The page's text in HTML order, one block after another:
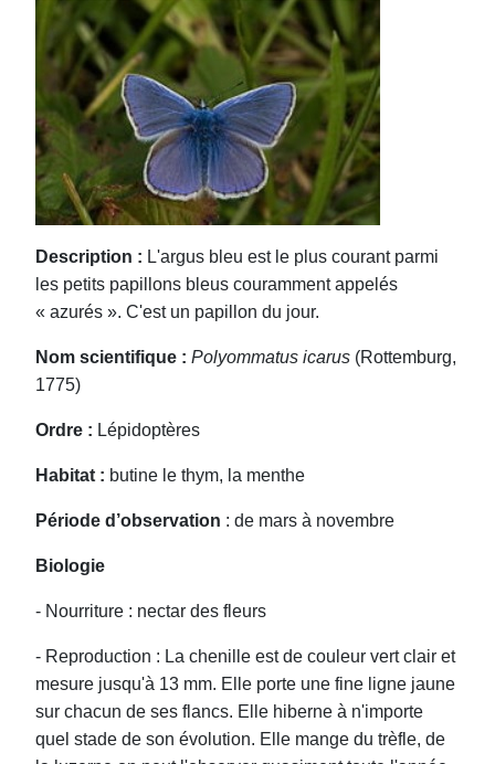
Description : L'argus bleu est le plus courant parmi
les petits papillons bleus couramment appelés
« azurés ». C'est un papillon du jour.
Nom scientifique : Polyommatus icarus (Rottemburg,
1775)
Ordre : Lépidoptères
Habitat : butine le thym, la menthe
Période d’observation : de mars à novembre
Biologie
- Nourriture : nectar des fleurs
- Reproduction : La chenille est de couleur vert clair et
mesure jusqu'à 13 mm. Elle porte une fine ligne jaune
sur chacun de ses flancs. Elle hiberne à n'importe
quel stade de son évolution. Elle mange du trèfle, de